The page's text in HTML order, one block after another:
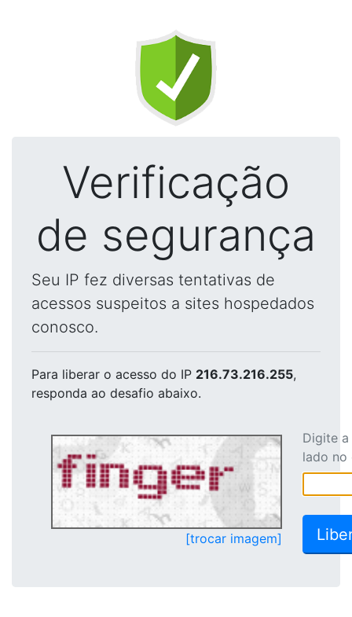
Verificação
de segurança
Seu IP fez diversas tentativas de
acessos suspeitos a sites hospedados
conosco.
Para liberar o acesso do IP 216.73.216.255,
responda ao desafio abaixo.
[trocar imagem]
Digite
lado no